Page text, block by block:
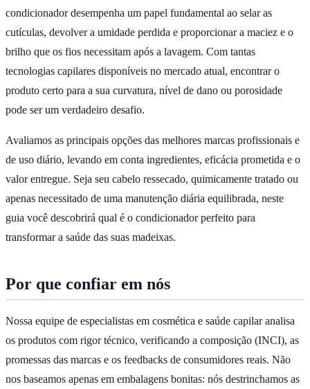
condicionador desempenha um papel fundamental ao selar as
cutículas, devolver a umidade perdida e proporcionar a maciez e o
brilho que os fios necessitam após a lavagem. Com tantas
tecnologias capilares disponíveis no mercado atual, encontrar o
produto certo para a sua curvatura, nível de dano ou porosidade
pode ser um verdadeiro desafio.
Avaliamos as principais opções das melhores marcas profissionais e
de uso diário, levando em conta ingredientes, eficácia prometida e o
valor entregue. Seja seu cabelo ressecado, quimicamente tratado ou
apenas necessitado de uma manutenção diária equilibrada, neste
guia você descobrirá qual é o condicionador perfeito para
transformar a saúde das suas madeixas.
Por que confiar em nós
Nossa equipe de especialistas em cosmética e saúde capilar analisa
os produtos com rigor técnico, verificando a composição (INCI), as
promessas das marcas e os feedbacks de consumidores reais. Não
nos baseamos apenas em embalagens bonitas: nós destrinchamos as